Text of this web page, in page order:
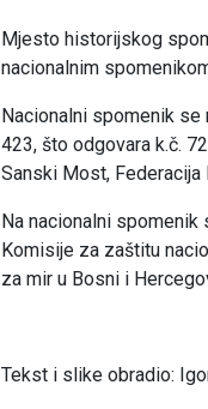
Mjesto historijskog
nacionalnim
Nacionalni spomenik se
423, što odgovara k.č.
Sanski Most, Federacija
Na nacionalni
Komisije za zaštitu
za mir u Bosni i
Tekst i slike obradio: